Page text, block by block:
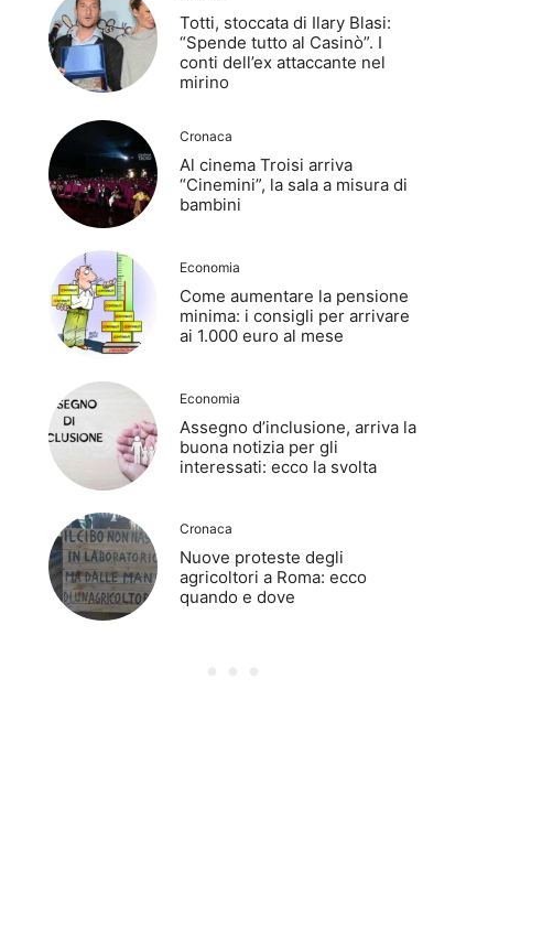
Totti, stoccata di Ilary Blasi:
“Spende tutto al Casinò”. I
conti dell’ex attaccante nel
mirino
Cronaca
Al cinema Troisi arriva
“Cinemini”, la sala a misura di
bambini
Economia
Come aumentare la pensione
minima: i consigli per arrivare
ai 1.000 euro al mese
Economia
Assegno d’inclusione, arriva la
buona notizia per gli
interessati: ecco la svolta
Cronaca
Nuove proteste degli
agricoltori a Roma: ecco
quando e dove